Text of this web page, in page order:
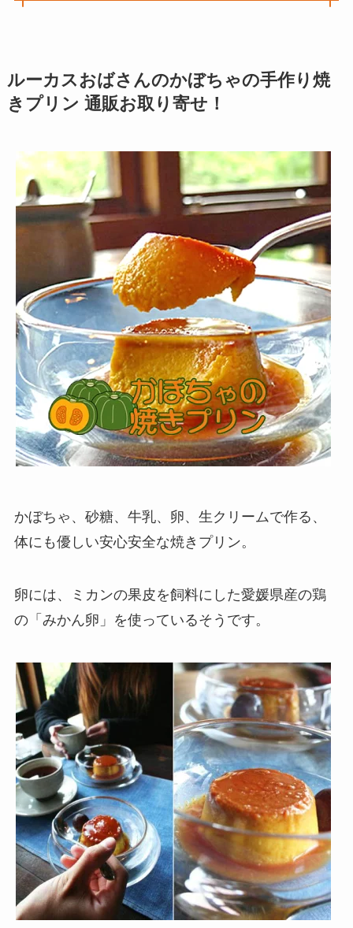
ルーカスおばさんのかぼちゃの手作り焼
きプリン 通販お取り寄せ！
かぼちゃ、砂糖、牛乳、卵、生クリームで作る、
体にも優しい安心安全な焼きプリン。
卵には、ミカンの果皮を飼料にした愛媛県産の鶏
の「みかん卵」を使っているそうです。